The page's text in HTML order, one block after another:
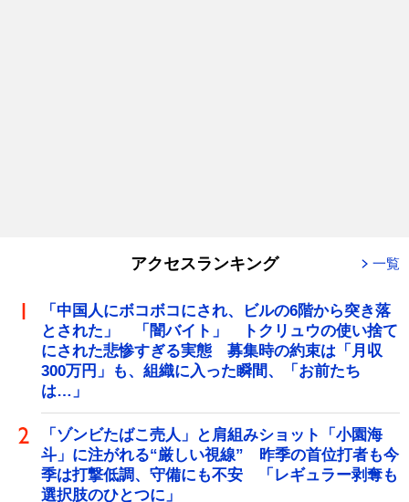
アクセスランキング 一覧
「中国人にボコボコにされ、ビルの6階から突き落
とされた」 「闇バイト」 トクリュウの使い捨て
にされた悲惨すぎる実態 募集時の約束は「月収
300万円」も、組織に入った瞬間、「お前たち
は…」
「ゾンビたばこ売人」と肩組みショット「小園海
斗」に注がれる“厳しい視線” 昨季の首位打者も今
季は打撃低調、守備にも不安 「レギュラー剥奪も
選択肢のひとつに」